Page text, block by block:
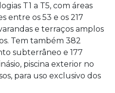
T1 a T5, com áreas
entre os 53 e os 217
e terraços amplos
Tem também 382
subterrâneo e 177
piscina exterior no
para uso exclusivo dos